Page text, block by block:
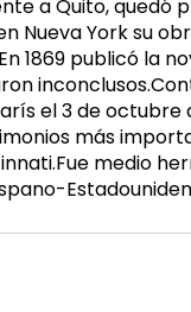
a Quito, quedó
Nueva York su
1869 publicó la
el 3 de octubre
más
medio